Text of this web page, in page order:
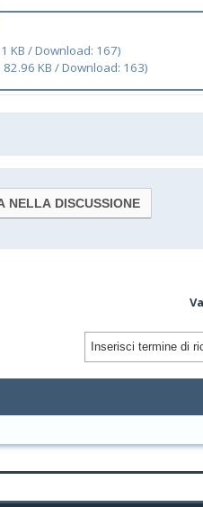
KB / Download: 167)
KB / Download: 163)